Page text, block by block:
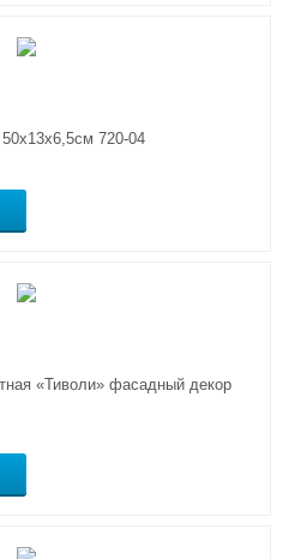
720-04
«Тиволи» фасадный декор